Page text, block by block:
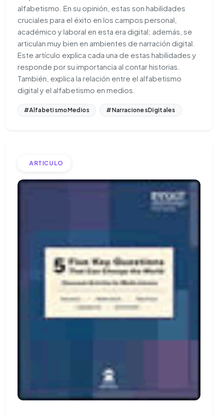
alfabetismo. En su opinión, estas son habilidades
cruciales para el éxito en los campos personal,
académico y laboral en esta era digital; además, se
articulan muy bien en ambientes de narración digital.
Este artículo explica cada una de estas habilidades y
responde por su importancia al contar historias.
También, explica la relación entre el alfabetismo
digital y el alfabetismo en medios.
#AlfabetismoMedios #NarracionesDigitales
ARTICULO